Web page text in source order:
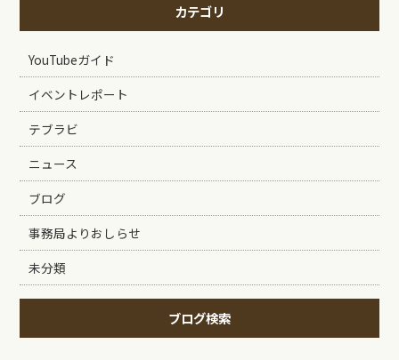
カテゴリ
YouTubeガイド
イベントレポート
テブラビ
ニュース
ブログ
事務局よりおしらせ
未分類
ブログ検索